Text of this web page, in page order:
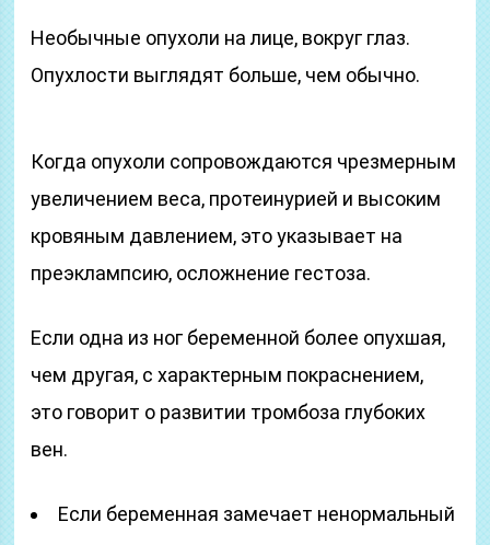
Необычные опухоли на лице, вокруг глаз.
Опухлости выглядят больше, чем обычно.
Когда опухоли сопровождаются чрезмерным
увеличением веса, протеинурией и высоким
кровяным давлением, это указывает на
преэклампсию, осложнение гестоза.
Если одна из ног беременной более опухшая,
чем другая, с характерным покраснением,
это говорит о развитии тромбоза глубоких
вен.
Если беременная замечает ненормальный